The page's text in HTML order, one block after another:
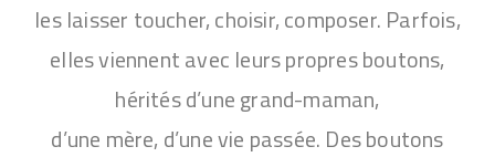
les laisser toucher, choisir, composer. Parfois,
elles viennent avec leurs propres boutons,
hérités d’une grand-maman,
d’une mère, d’une vie passée. Des boutons